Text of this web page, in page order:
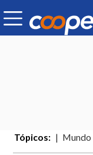
Tópicos: Mundo